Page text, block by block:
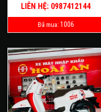
LIÊN HỆ: 0987412144
Đã mua: 1006